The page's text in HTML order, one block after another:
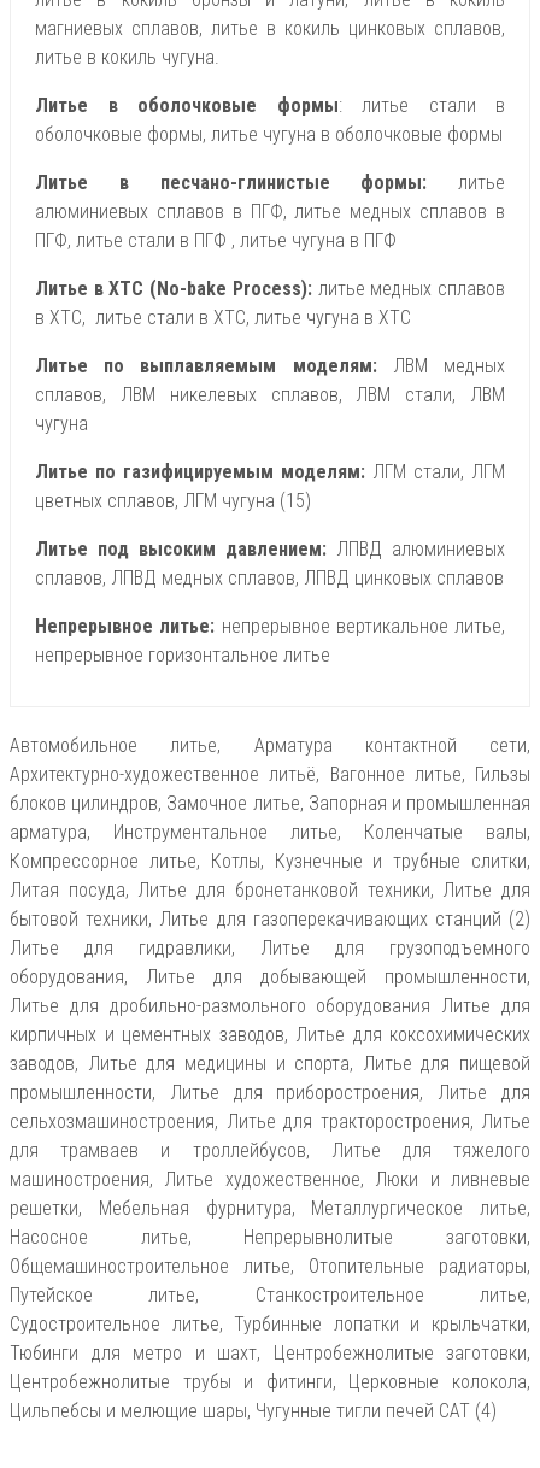
магниевых сплавов, литье в кокиль цинковых сплавов,
литье в кокиль чугуна.
Литье в оболочковые формы: литье стали в
оболочковые формы, литье чугуна в оболочковые формы
Литье в песчано-глинистые формы: литье
алюминиевых сплавов в ПГФ, литье медных сплавов в
ПГФ, литье стали в ПГФ , литье чугуна в ПГФ
Литье в ХТС (No-bake Process):литье медных сплавов
в ХТС, литье стали в ХТС, литье чугуна в ХТС
Литье по выплавляемым моделям:ЛВМ медных
сплавов, ЛВМ никелевых сплавов, ЛВМ стали, ЛВМ
чугуна
Литье по газифицируемым моделям: ЛГМ стали, ЛГМ
цветных сплавов, ЛГМ чугуна (15)
Литье под высоким давлением: ЛПВД алюминиевых
сплавов, ЛПВД медных сплавов, ЛПВД цинковых сплавов
Непрерывное литье: непрерывное вертикальное литье,
непрерывное горизонтальное литье
Автомобильное литье, Арматура контактной сети,
Архитектурно-художественное литьё, Вагонное литье, Гильзы
блоков цилиндров, Замочное литье, Запорная и промышленная
арматура, Инструментальное литье, Коленчатые валы,
Компрессорное литье, Котлы, Кузнечные и трубные слитки,
Литая посуда, Литье для бронетанковой техники, Литье для
бытовой техники, Литье для газоперекачивающих станций (2)
Литье для гидравлики, Литье для грузоподъемного
оборудования, Литье для добывающей промышленности,
Литье для дробильно-размольного оборудования Литье для
кирпичных и цементных заводов, Литье для коксохимических
заводов, Литье для медицины и спорта, Литье для пищевой
промышленности, Литье для приборостроения, Литье для
сельхозмашиностроения, Литье для тракторостроения, Литье
для трамваев и троллейбусов, Литье для тяжелого
машиностроения, Литье художественное, Люки и ливневые
решетки, Мебельная фурнитура, Металлургическое литье,
Насосное литье, Непрерывнолитые заготовки,
Общемашиностроительное литье, Отопительные радиаторы,
Путейское литье, Станкостроительное литье,
Судостроительное литье, Турбинные лопатки и крыльчатки,
Тюбинги для метро и шахт, Центробежнолитые заготовки,
Центробежнолитые трубы и фитинги, Церковные колокола,
Цильпебсы и мелющие шары, Чугунные тигли печей CAT (4)